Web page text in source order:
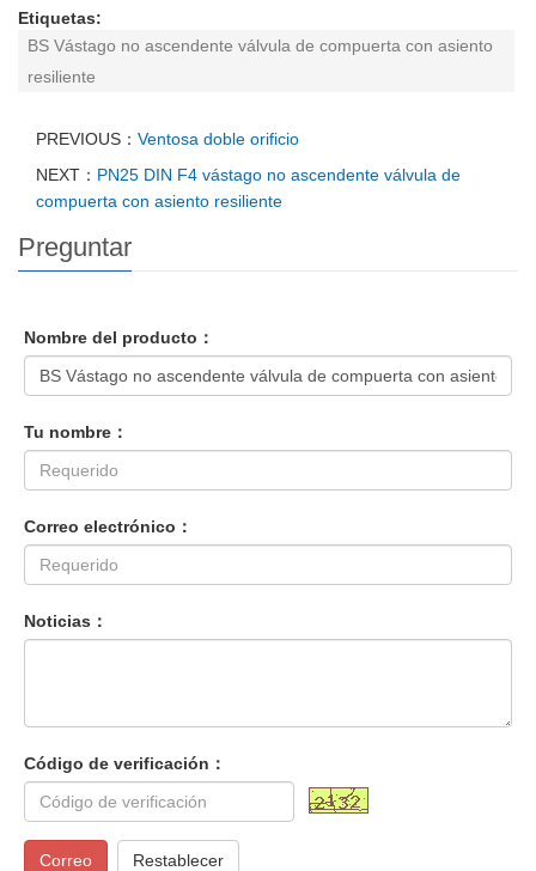
Etiquetas:
BS Vástago no ascendente válvula de compuerta con asiento
resiliente
PREVIOUS： Ventosa doble orificio
NEXT： PN25 DIN F4 vástago no ascendente válvula de
compuerta con asiento resiliente
Preguntar
Nombre del producto：
Tu nombre：
Correo electrónico：
Noticias：
Código de verificación：
Correo Restablecer